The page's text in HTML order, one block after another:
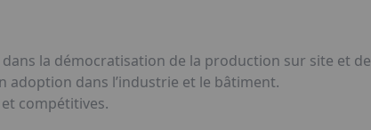
la démocratisation de la production sur site et de
adoption dans l’industrie et le bâtiment.
compétitives.